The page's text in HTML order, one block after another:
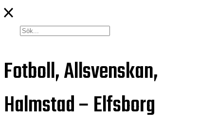
Fotboll, Allsvenskan,
Halmstad – Elfsborg